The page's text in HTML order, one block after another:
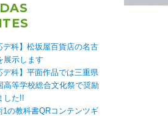
デ科】松坂屋百貨店の名古
展示します
デ科】平面作品では三重県
高等学校総合文化祭で奨励
した!!
1の教科書QRコンテンツギ